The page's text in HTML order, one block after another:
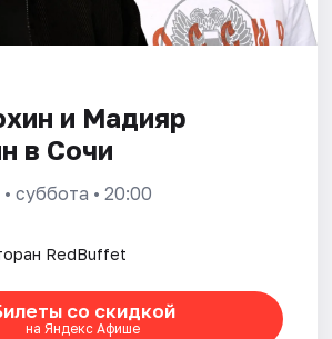
и Мадияр
в Сочи
• суббота • 20:00
RedBuffet
со скидкой
на Яндекс Афише